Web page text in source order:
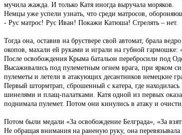
мучила жажда. И только Катя иногда выручала моряков.
Немцы уже успели узнать, что среди матросов,
- Рус матрос! Рус Иван! Покажи Катюша! Стрелять – нет.
Тогда она, оставив на бруствере свой автомат, брала
окопов, махали ей руками и играли на губной
После освобождения Крыма батальон перебросили под
Высаживались под пулеметным огнем врага, при ярком
пулеметы и летели в атакующих десантников немецкие
Первый штормтрап, сброшенный с катера, где
шинелями и плащ-палатками. Катя одной из первых
поднимала пулемет. Потом они кинулись в атаку и
Потом были медали «За освобождение Белграда», «За
Не обращая внимания на раненую руку, она